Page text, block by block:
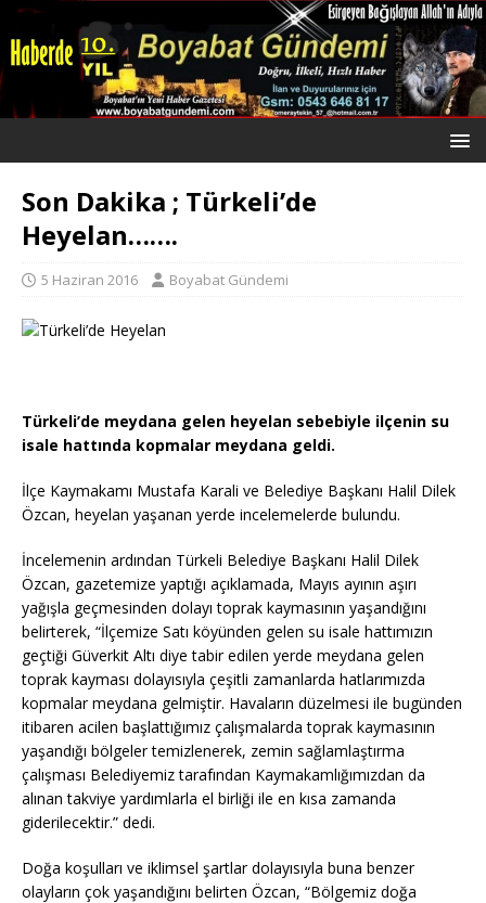
Son Dakika ; Türkeli’de
Heyelan…….
5 Haziran 2016 Boyabat Gündemi
Türkeli’de meydana gelen heyelan sebebiyle ilçenin su
isale hattında kopmalar meydana geldi.
İlçe Kaymakamı Mustafa Karali ve Belediye Başkanı Halil Dilek
Özcan, heyelan yaşanan yerde incelemelerde bulundu.
İncelemenin ardından Türkeli Belediye Başkanı Halil Dilek
Özcan, gazetemize yaptığı açıklamada, Mayıs ayının aşırı
yağışla geçmesinden dolayı toprak kaymasının yaşandığını
belirterek, “İlçemize Satı köyünden gelen su isale hattımızın
geçtiği Güverkit Altı diye tabir edilen yerde meydana gelen
toprak kayması dolayısıyla çeşitli zamanlarda hatlarımızda
kopmalar meydana gelmiştir. Havaların düzelmesi ile bugünden
itibaren acilen başlattığımız çalışmalarda toprak kaymasının
yaşandığı bölgeler temizlenerek, zemin sağlamlaştırma
çalışması Belediyemiz tarafından Kaymakamlığımızdan da
alınan takviye yardımlarla el birliği ile en kısa zamanda
giderilecektir.” dedi.
Doğa koşulları ve iklimsel şartlar dolayısıyla buna benzer
olayların çok yaşandığını belirten Özcan, “Bölgemiz doğa